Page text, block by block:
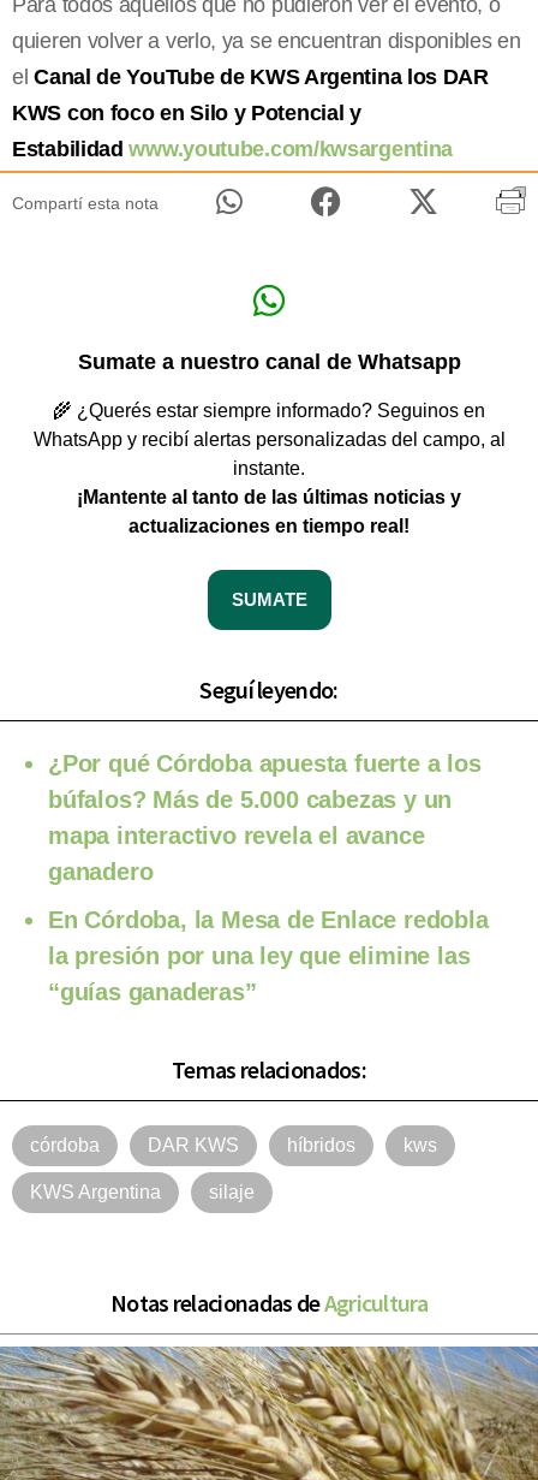
quieren volver a verlo, ya se encuentran disponibles en
el Canal de YouTube de KWS Argentina los DAR
KWS con foco en Silo y Potencial y
Estabilidad www.youtube.com/kwsargentina
Compartí esta nota
Sumate a nuestro canal de Whatsapp
🌾 ¿Querés estar siempre informado? Seguinos en
WhatsApp y recibí alertas personalizadas del campo, al
instante.
¡Mantente al tanto de las últimas noticias y
actualizaciones en tiempo real!
SUMATE
Seguí leyendo:
¿Por qué Córdoba apuesta fuerte a los
búfalos? Más de 5.000 cabezas y un
mapa interactivo revela el avance
ganadero
En Córdoba, la Mesa de Enlace redobla
la presión por una ley que elimine las
“guías ganaderas”
Temas relacionados:
córdoba DAR KWS híbridos kws
KWS Argentina silaje
Notas relacionadas deAgricultura